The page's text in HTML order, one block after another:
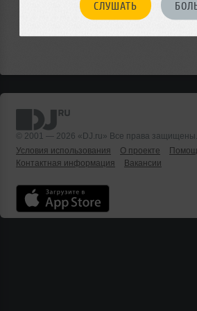
СЛУШАТЬ
© 2001 — 2026 «DJ.ru» Все права защищены.
Условия использования
О проекте
Контактная информация
Вакансии